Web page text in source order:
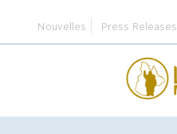
Nouvelles Press Releases